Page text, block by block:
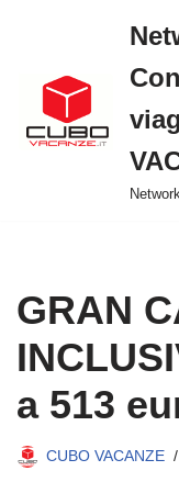
contenuto
GRAN
a 513
CUBO VACANZE